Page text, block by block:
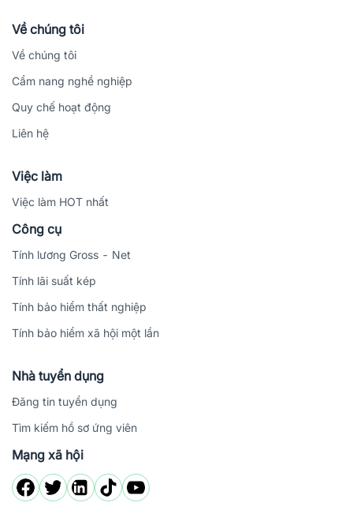
Về chúng tôi
Về chúng tôi
Cẩm nang nghề nghiệp
Quy chế hoạt động
Liên hệ
Việc làm
Việc làm HOT nhất
Công cụ
Tính lương Gross - Net
Tính lãi suất kép
Tính bảo hiểm thất nghiệp
Tính bảo hiểm xã hội một lần
Nhà tuyển dụng
Đăng tin tuyển dụng
Tìm kiếm hồ sơ ứng viên
Mạng xã hội